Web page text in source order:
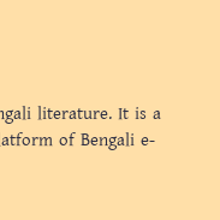
literature. It is a
of Bengali e-